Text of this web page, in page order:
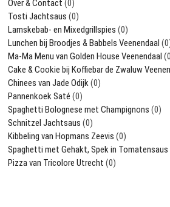
Over & Contact (0)
Tosti Jachtsaus (0)
Lamskebab- en Mixedgrillspies (0)
Lunchen bij Broodjes & Babbels Veenendaal
Ma-Ma Menu van Golden House Veenendaal
Cake & Cookie bij Koffiebar de Zwaluw
Chinees van Jade Odijk(0)
Pannenkoek Saté (0)
Spaghetti Bolognese met Champignons (0)
Schnitzel Jachtsaus (0)
Kibbeling van Hopmans Zeevis (0)
Spaghetti met Gehakt, Spek in Tomatensaus
Pizza van Tricolore Utrecht (0)